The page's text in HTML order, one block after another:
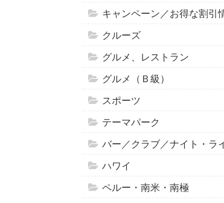
キャンペーン／お得な割引
クルーズ
グルメ、レストラン
グルメ（Ｂ級）
スポーツ
テーマパーク
バー／クラブ／ナイト・ラ
ハワイ
ペルー・南米・南極